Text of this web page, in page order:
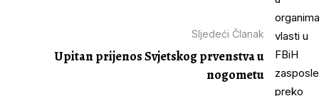
Sljedeći Članak
Upitan prijenos Svjetskog prvenstva u
nogometu